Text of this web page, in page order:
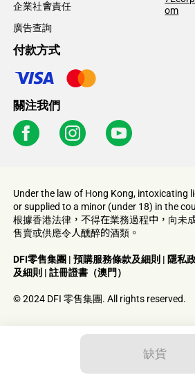
缺貨
企業社會責任
廣告查詢
om
付款方式
關注我們
Under the law of Hong Kong, intoxicating
or supplied to a minor (under 18) in the
根據香港法律，不得在業務過程中，向未
售賣或供應令人醺醉的酒類。
DFI零售集團 |預購服務條款及細則 | 隱私
及細則 |註冊證書（澳門）
© 2024 DFI 零售集團. All rights reserved.